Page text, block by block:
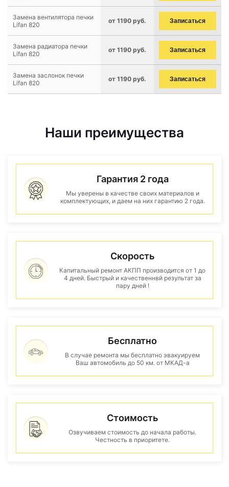
Замена вентилятора печки
Lifan 820
от 1190 руб. Записаться
Замена радиатора печки
Lifan 820
от 1190 руб. Записаться
Замена заслонок печки
Lifan 820
от 1190 руб. Записаться
Наши преимущества
Гарантия 2 года
Мы уверены в качестве своих материалов и
комплектующих, и даем на них гарантию 2 года.
Скорость
Капитальный ремонт АКПП производится от 1 до
4 дней. Быстрый и качественнвй результат за
пару дней !
Бесплатно
В случае ремонта мы бесплатно эвакуируем
Ваш автомобиль до 50 км. от МКАД-а
Стоимость
Озвучиваем стоимость до начала работы.
Честность в приоритете.